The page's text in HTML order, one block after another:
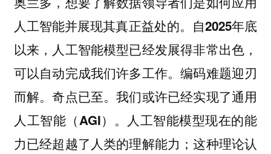
人工智能并展现其真正益处的。自2025年底
以来，人工智能模型已经发展得非常出色，
可以自动完成我们许多工作。编码难题迎刃
而解。奇点已至。我们或许已经实现了通用
人工智能（AGI）。人工智能模型现在的能
力已经超越了人类的理解能力；这种理论认